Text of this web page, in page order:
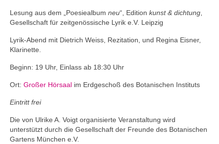
Ausschreibungen
Lyrikschaufenster im Literaturhaus Leipzig
Lesung aus dem „Poesiealbum neu“, Edition kunst & dichtung
Gesellschaft für zeitgenössische Lyrik e.V. Leipzig
Lyrik-Abend mit Dietrich Weiss, Rezitation, und Regina Eisner,
Klarinette.
Beginn: 19 Uhr, Einlass ab 18:30 Uhr
Ort: Großer Hörsaal im Erdgeschoß des Botanischen Instituts
Eintritt frei
Die von Ulrike A. Voigt organisierte Veranstaltung wird
unterstützt durch die Gesellschaft der Freunde des Botanischen
Gartens München e.V.